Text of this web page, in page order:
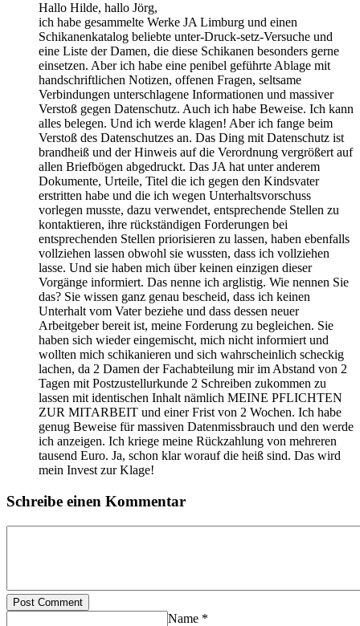
Hallo Hilde, hallo Jörg,
ich habe gesammelte Werke JA Limburg und einen
Schikanenkatalog beliebte unter-Druck-setz-Versuche und
eine Liste der Damen, die diese Schikanen besonders gerne
einsetzen. Aber ich habe eine penibel geführte Ablage mit
handschriftlichen Notizen, offenen Fragen, seltsame
Verbindungen unterschlagene Informationen und massiver
Verstoß gegen Datenschutz. Auch ich habe Beweise. Ich kann
alles belegen. Und ich werde klagen! Aber ich fange beim
Verstoß des Datenschutzes an. Das Ding mit Datenschutz ist
brandheiß und der Hinweis auf die Verordnung vergrößert auf
allen Briefbögen abgedruckt. Das JA hat unter anderem
Dokumente, Urteile, Titel die ich gegen den Kindsvater
erstritten habe und die ich wegen Unterhaltsvorschuss
vorlegen musste, dazu verwendet, entsprechende Stellen zu
kontaktieren, ihre rückständigen Forderungen bei
entsprechenden Stellen priorisieren zu lassen, haben ebenfalls
vollziehen lassen obwohl sie wussten, dass ich vollziehen
lasse. Und sie haben mich über keinen einzigen dieser
Vorgänge informiert. Das nenne ich arglistig. Wie nennen Sie
das? Sie wissen ganz genau bescheid, dass ich keinen
Unterhalt vom Vater beziehe und dass dessen neuer
Arbeitgeber bereit ist, meine Forderung zu begleichen. Sie
haben sich wieder eingemischt, mich nicht informiert und
wollten mich schikanieren und sich wahrscheinlich scheckig
lachen, da 2 Damen der Fachabteilung mir im Abstand von 2
Tagen mit Postzustellurkunde 2 Schreiben zukommen zu
lassen mit identischen Inhalt nämlich MEINE PFLICHTEN
ZUR MITARBEIT und einer Frist von 2 Wochen. Ich habe
genug Beweise für massiven Datenmissbrauch und den werde
ich anzeigen. Ich kriege meine Rückzahlung von mehreren
tausend Euro. Ja, schon klar worauf die heiß sind. Das wird
mein Invest zur Klage!
Schreibe einen Kommentar
Post Comment
Name *